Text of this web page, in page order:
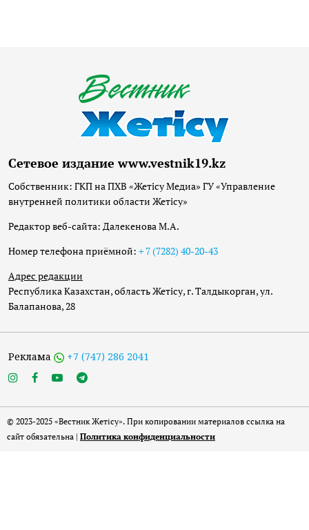
Сетевое издание www.vestnik19.kz
Собственник: ГКП на ПХВ «Жетісу Медиа» ГУ «Управление
внутренней политики области Жетісу»
Редактор веб-сайта: Далекенова М.А.
Номер телефона приёмной: + 7 (7282) 40-20-43
Адрес редакции
Республика Казахстан, область Жетісу, г. Талдыкорган, ул.
Балапанова, 28
Реклама +7 (747) 286 2041
© 2023-2025 «Вестник Жетісу». При копировании материалов ссылка на
сайт обязательна | Политика конфиденциальности